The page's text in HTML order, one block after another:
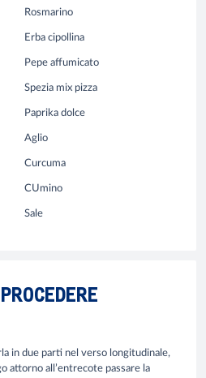
Rosmarino
Erba cipollina
Pepe affumicato
Spezia mix pizza
Paprika dolce
Aglio
Curcuma
CUmino
Sale
in due parti nel verso longitudinale,
attorno all’entrecote passare la